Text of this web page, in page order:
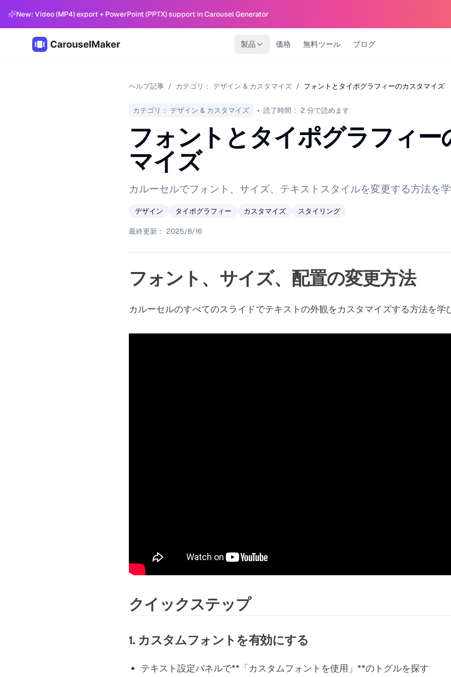
New: Video (MP4) export + PowerPoint (PPTX) support in Carousel Generator
製品 価格 無料ツール ブログ
ヘルプ記事 / カテゴリ： デザイン & カスタマイズ / フォントとタイポグラフィーのカスタマイズ
カテゴリ： デザイン & カスタマイズ • 読了時間： 2 分で読めます
フォントとタイポグラフィー
マイズ
カルーセルでフォント、サイズ、テキストスタイルを変更する方法を
デザイン タイポグラフィー カスタマイズ スタイリング
最終更新： 2025/8/16
フォント、サイズ、配置の変更方法
カルーセルのすべてのスライドでテキストの外観をカスタマイズする方法を学
クイックステップ
1. カスタムフォントを有効にする
テキスト設定パネルで**「カスタムフォントを使用」**のトグルを探す